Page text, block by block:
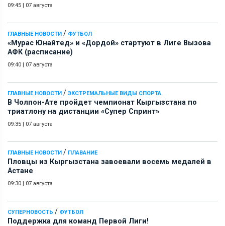
09:45 | 07 августа
ГЛАВНЫЕ НОВОСТИ / ФУТБОЛ
«Мурас Юнайтед» и «Дордой» стартуют в Лиге Вызова
АФК (расписание)
09:40 | 07 августа
ГЛАВНЫЕ НОВОСТИ / ЭКСТРЕМАЛЬНЫЕ ВИДЫ СПОРТА
В Чолпон-Ате пройдет чемпионат Кыргызстана по
триатлону на дистанции «Супер Спринт»
09:35 | 07 августа
ГЛАВНЫЕ НОВОСТИ / ПЛАВАНИЕ
Пловцы из Кыргызстана завоевали восемь медалей в
Астане
09:30 | 07 августа
СУПЕРНОВОСТЬ / ФУТБОЛ
Поддержка для команд Первой Лиги!